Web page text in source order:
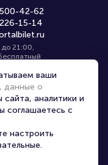
42-62
15-14
21:00,
ваши
данные о
сайта, аналитики и
соглашаетесь с
настроить